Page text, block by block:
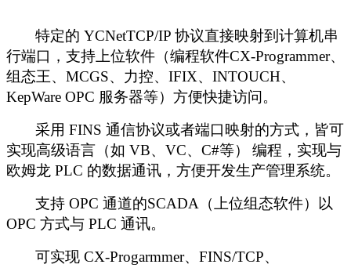
特定的 YCNetTCP/IP 协议直接映射到计算机串
行端口，支持上位软件（编程软件CX-Programmer、
组态王、 MCGS、力控、 IFIX、 INTOUCH、
KepWare OPC 服务器等）方便快捷访问。
采用 FINS 通信协议或者端口映射的方式，皆可
实现高级语言（如 VB、 VC、 C#等）
编程，实现与
欧姆龙 PLC 的数据通讯，方便开发生产管理系统。
支持 OPC 通道的SCADA （上位组态软件）以
OPC 方式与 PLC 通讯。
可实现 CX-Progarmmer、 FINS/TCP、